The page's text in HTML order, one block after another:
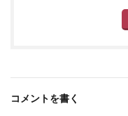
コメントを書く